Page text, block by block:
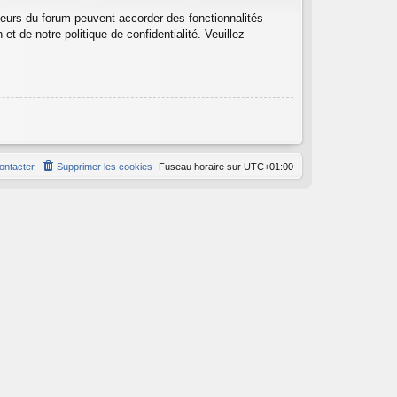
du forum peuvent accorder des fonctionnalités
de notre politique de confidentialité. Veuillez
Fuseau horaire sur UTC+01:00
Supprimer les cookies